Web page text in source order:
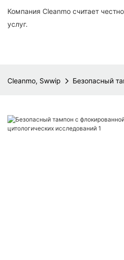
Компания Cleanmo считает
услуг.
Cleanmo, Swwip Безопасный